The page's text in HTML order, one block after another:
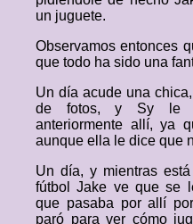
un juguete.
Observamos entonces
que todo ha sido una
Un día acude una
de fotos, y Sy le
anteriormente allí, ya
aunque ella le dice que
Un día, y mientras
fútbol Jake ve que se
que pasaba por allí
paró para ver cómo